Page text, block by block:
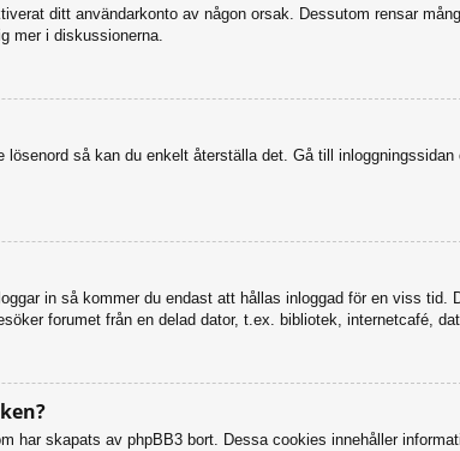
ditt användarkonto av någon orsak. Dessutom rensar
mer i diskussionerna.
lösenord så kan du enkelt återställa det. Gå till
in så kommer du endast att hållas inloggad för en viss
forumet från en delad dator, t.ex. bibliotek, internetcafé,
har skapats av phpBB3 bort. Dessa cookies innehåller